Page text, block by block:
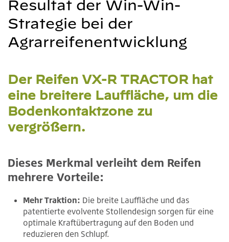
Resultat der Win-Win-
Strategie bei der
Agrarreifenentwicklung
Der Reifen VX-R TRACTOR hat
eine breitere Lauffläche, um die
Bodenkontaktzone zu
vergrößern.
Dieses Merkmal verleiht dem Reifen
mehrere Vorteile:
Mehr Traktion: Die breite Lauffläche und das
patentierte evolvente Stollendesign sorgen für eine
optimale Kraftübertragung auf den Boden und
reduzieren den Schlupf.